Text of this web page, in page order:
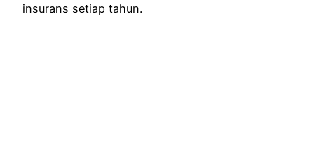
insurans setiap tahun.